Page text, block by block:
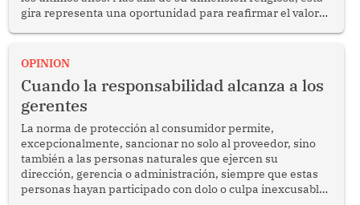
gira representa una oportunidad para reafirmar el valor
enfrenta desafíos en materia de desarrollo, cohesión
OPINION
Cuando la responsabilidad alcanza a los
gerentes
La norma de protección al consumidor permite,
excepcionalmente, sancionar no solo al proveedor, sino
también a las personas naturales que ejercen su
dirección, gerencia o administración, siempre que estas
personas hayan participado con dolo o culpa inexcusable